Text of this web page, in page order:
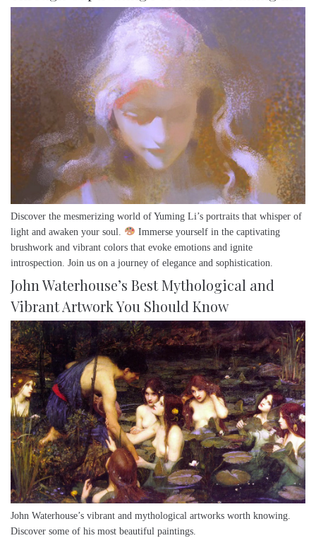
Discover the mesmerizing world of Yuming Li’s portraits that whisper of
light and awaken your soul.
Immerse yourself in the captivating
brushwork and vibrant colors that evoke emotions and ignite
introspection. Join us on a journey of elegance and sophistication.
John Waterhouse’s Best Mythological and
Vibrant Artwork You Should Know
John Waterhouse’s vibrant and mythological artworks worth knowing.
Discover some of his most beautiful paintings.